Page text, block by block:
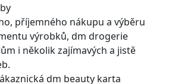
příjemného nákupu a výběru
výrobků, dm drogerie
i několik zajímavých a jistě
dm beauty karta